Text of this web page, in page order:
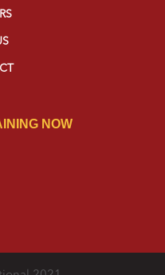
NOW